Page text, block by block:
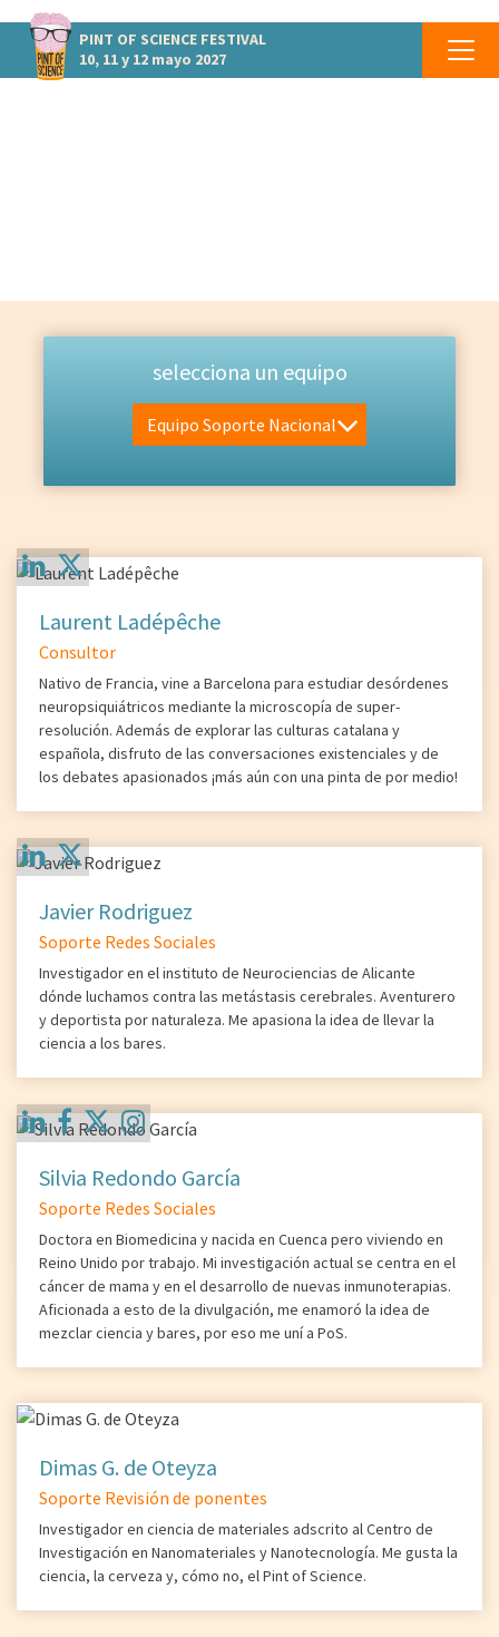
PINT OF SCIENCE FESTIVAL
10, 11 y 12 mayo 2027
selecciona un equipo
Equipo Soporte Nacional
Laurent Ladépêche
Consultor
Nativo de Francia, vine a Barcelona para estudiar desórdenes
neuropsiquiátricos mediante la microscopía de super-
resolución. Además de explorar las culturas catalana y
española, disfruto de las conversaciones existenciales y de
los debates apasionados ¡más aún con una pinta de por medio!
Javier Rodriguez
Soporte Redes Sociales
Investigador en el instituto de Neurociencias de Alicante
dónde luchamos contra las metástasis cerebrales. Aventurero
y deportista por naturaleza. Me apasiona la idea de llevar la
ciencia a los bares.
Silvia Redondo García
Soporte Redes Sociales
Doctora en Biomedicina y nacida en Cuenca pero viviendo en
Reino Unido por trabajo. Mi investigación actual se centra en el
cáncer de mama y en el desarrollo de nuevas inmunoterapias.
Aficionada a esto de la divulgación, me enamoró la idea de
mezclar ciencia y bares, por eso me uní a PoS.
Dimas G. de Oteyza
Soporte Revisión de ponentes
Investigador en ciencia de materiales adscrito al Centro de
Investigación en Nanomateriales y Nanotecnología. Me gusta la
ciencia, la cerveza y, cómo no, el Pint of Science.